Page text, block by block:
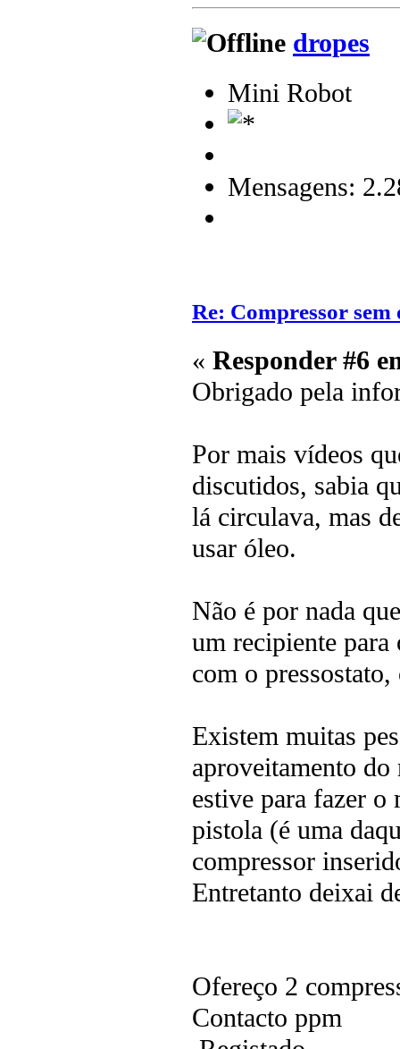
dropes
Mini Robot
Mensagens:
Re: Compressor sem
« Responder #6
Obrigado pela
Por mais vídeos
discutidos, sabia
lá circulava, mas
usar óleo.
Não é por nada
um recipiente
com o
Existem muitas
aproveitamento
estive para fazer o
pistola (é uma
compressor
Entretanto deixai
Ofereço 2
Contacto ppm